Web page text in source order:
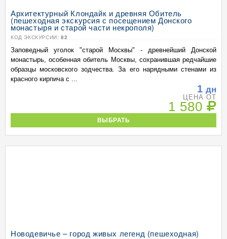
Архитектурный Клондайк и древняя Обитель
(пешеходная экскурсия с посещением Донского
монастыря и старой части некрополя)
КОД ЭКСКУРСИИ: 82
Заповедный уголок "старой Москвы" - древнейший Донской
монастырь, особенная обитель Москвы, сохранившая редчайшие
образцы московского зодчества. За его нарядными стенами из
красного кирпича с ...
1 дн
ЦЕНА ОТ
1 580
ВЫБРАТЬ
Новодевичье – город живых легенд (пешеходная)